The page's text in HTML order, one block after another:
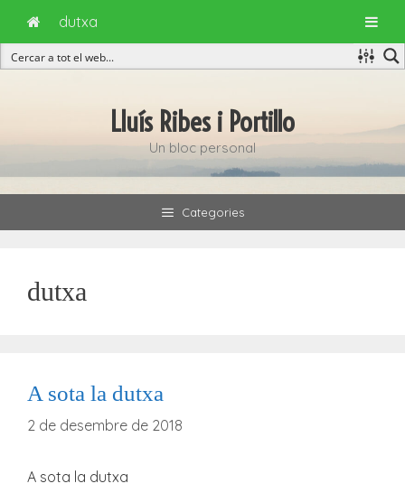
Lluís Ribes i Portillo
Un bloc personal
Categories
dutxa
A sota la dutxa
2 de desembre de 2018
A sota la dutxa
dutxa